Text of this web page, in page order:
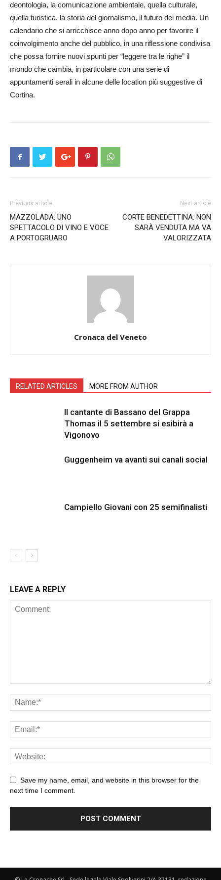
deontologia, la comunicazione ambientale, quella culturale,
quella turistica, la storia del giornalismo, il futuro dei media. Un
calendario che si arricchisce anno dopo anno per favorire il
coinvolgimento anche del pubblico, in una riflessione condivisa
che possa fornire nuovi spunti per “leggere tra le righe” il
mondo che cambia, in particolare con una serie di
appuntamenti serali in alcune delle location più suggestive di
Cortina.
Previous article
MAZZOLADA: UNO
SPETTACOLO DI VINO E VOCE
A PORTOGRUARO
Next article
CORTE BENEDETTINA: NON
SARÀ VENDUTA MA VA
VALORIZZATA
Cronaca del Veneto
RELATED ARTICLES MORE FROM AUTHOR
Il cantante di Bassano del Grappa
Thomas il 5 settembre si esibirà a
Vigonovo
Guggenheim va avanti sui canali social
Campiello Giovani con 25 semifinalisti
LEAVE A REPLY
Save my name, email, and website in this browser for the
next time I comment.